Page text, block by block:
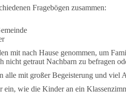
Fragebögen zusammen:
mit nach Hause genommen, um
nicht getraut Nachbarn zu befragen
alle mit großer Begeisterung und viel
ein, wie die Kinder an ein